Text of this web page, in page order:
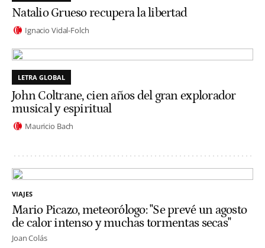
Natalio Grueso recupera la libertad
Ignacio Vidal-Folch
LETRA GLOBAL
John Coltrane, cien años del gran explorador
musical y espiritual
Mauricio Bach
VIAJES
Mario Picazo, meteorólogo: "Se prevé un agosto
de calor intenso y muchas tormentas secas"
Joan Colás